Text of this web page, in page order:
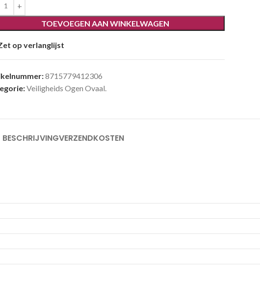
TOEVOEGEN AAN WINKELWAGEN
op verlanglijst
8715779412306
Veiligheids Ogen Ovaal.
BESCHRIJVINGVERZENDKOSTEN